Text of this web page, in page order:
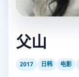
父山
2017 日韩 电影